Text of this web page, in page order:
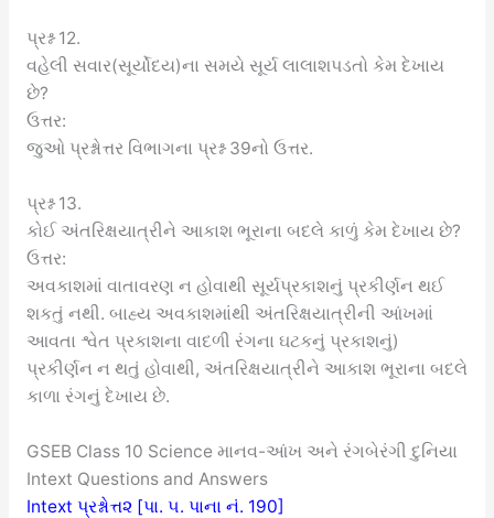
પ્રશ્ન 12.
વહેલી સવાર(સૂર્યોદય)ના સમયે સૂર્ય લાલાશપડતો કેમ દેખાય
છે?
ઉત્તર:
જુઓ પ્રશ્નોત્તર વિભાગના પ્રશ્ન 39નો ઉત્તર.
પ્રશ્ન 13.
કોઈ અંતરિક્ષયાત્રીને આકાશ ભૂરાના બદલે કાળું કેમ દેખાય છે?
ઉત્તર:
અવકાશમાં વાતાવરણ ન હોવાથી સૂર્યપ્રકાશનું પ્રકીર્ણન થઈ
શકતું નથી. બાહ્ય અવકાશમાંથી અંતરિક્ષયાત્રીની આંખમાં
આવતા શ્વેત પ્રકાશના વાદળી રંગના ઘટકનું પ્રકાશનું)
પ્રકીર્ણન ન થતું હોવાથી, અંતરિક્ષયાત્રીને આકાશ ભૂરાના બદલે
કાળા રંગનું દેખાય છે.
GSEB Class 10 Science માનવ-આંખ અને રંગબેરંગી દુનિયા
Intext Questions and Answers
Intext પ્રશ્નોત્ત૨ [પા. ૫. પાના નં. 190]